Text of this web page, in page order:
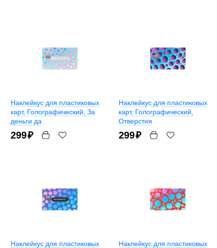
Наклейкус для пластиковых
карт, Голографический, За
деньги да
299₽
Наклейкус для пластиковых
карт, Голографический,
Отверстия
299₽
Наклейкус для пластиковых
Наклейкус для пластиковых